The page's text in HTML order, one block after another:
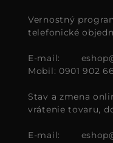
Vernostný
telefonické
E-mail:
Mobil: 0901 902
Stav a zmena
vrátenie tovaru,
E-mail: